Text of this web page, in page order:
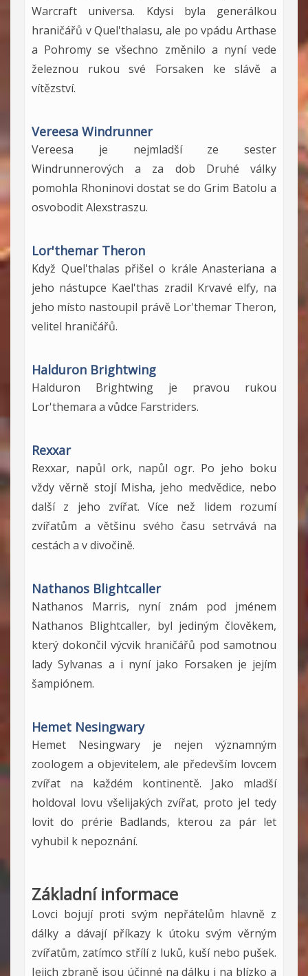
Warcraft universa. Kdysi byla generálkou
hraničářů v Quel'thalasu, ale po vpádu Arthase
a Pohromy se všechno změnilo a nyní vede
železnou rukou své Forsaken ke slávě a
vítězství.
Vereesa Windrunner
Vereesa je nejmladší ze sester
Windrunnerových a za dob Druhé války
pomohla Rhoninovi dostat se do Grim Batolu a
osvobodit Alexstraszu.
Lor'themar Theron
Když Quel'thalas přišel o krále Anasteriana a
jeho nástupce Kael'thas zradil Krvavé elfy, na
jeho místo nastoupil právě Lor'themar Theron,
velitel hraničářů.
Halduron Brightwing
Halduron Brightwing je pravou rukou
Lor'themara a vůdce Farstriders.
Rexxar
Rexxar, napůl ork, napůl ogr. Po jeho boku
vždy věrně stojí Misha, jeho medvědice, nebo
další z jeho zvířat. Více než lidem rozumí
zvířatům a většinu svého času setrvává na
cestách a v divočině.
Nathanos Blightcaller
Nathanos Marris, nyní znám pod jménem
Nathanos Blightcaller, byl jediným člověkem,
který dokončil výcvik hraničářů pod samotnou
lady Sylvanas a i nyní jako Forsaken je jejím
šampiónem.
Hemet Nesingwary
Hemet Nesingwary je nejen významným
zoologem a objevitelem, ale především lovcem
zvířat na každém kontinentě. Jako mladší
holdoval lovu všelijakých zvířat, proto jel tedy
lovit do prérie Badlands, kterou za pár let
vyhubil k nepoznání.
Základní informace
Lovci bojují proti svým nepřátelům hlavně z
dálky a dávají příkazy k útoku svým věrným
zvířatům, zatímco střílí z luků, kuší nebo pušek.
Jejich zbraně jsou účinné na dálku i na blízko a